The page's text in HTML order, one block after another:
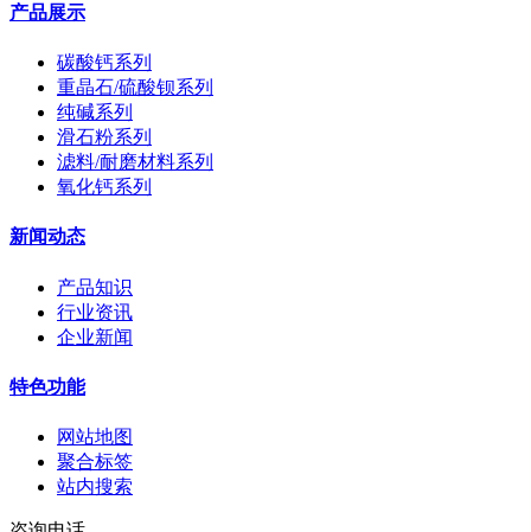
产品展示
碳酸钙系列
重晶石/硫酸钡系列
纯碱系列
滑石粉系列
滤料/耐磨材料系列
氧化钙系列
新闻动态
产品知识
行业资讯
企业新闻
特色功能
网站地图
聚合标签
站内搜索